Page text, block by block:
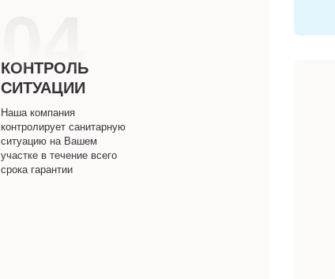
04
КОНТРОЛЬ
СИТУАЦИИ
Наша компания
контролирует санитарную
ситуацию на Вашем
участке в течение всего
срока гарантии